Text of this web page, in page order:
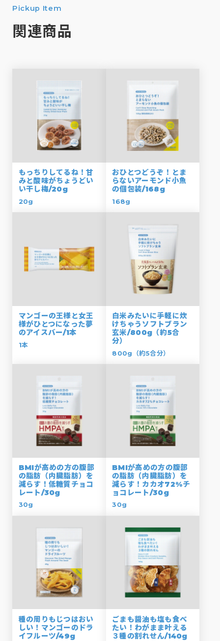
Pickup Item
関連商品
もっちりしてるね！甘
みと酸味がちょうどい
い干し梅/20g
20g
おひとつどうぞ！とま
らないアーモンド小魚
の個包装/168g
168g
マンゴーの王様と女王
様がひとつになった夢
のアイスバー/1本
1本
白米みたいに手軽に炊
けちゃうソフトブラン
玄米/800g（約5合
分）
800g（約5合分）
BMIが高めの方の腹部
の脂肪（内臓脂肪）を
減らす！低糖質チョコ
レート/30g
30g
BMIが高めの方の腹部
の脂肪（内臓脂肪）を
減らす！カカオ72%チ
ョコレート/30g
30g
種の周りもじつはおい
しい！マンゴーのドラ
イフルーツ/49g
ごまも醤油も塩も食べ
たい！わがまま叶える
３種の割れせん/140g